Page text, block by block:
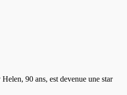
90 ans, est devenue une star